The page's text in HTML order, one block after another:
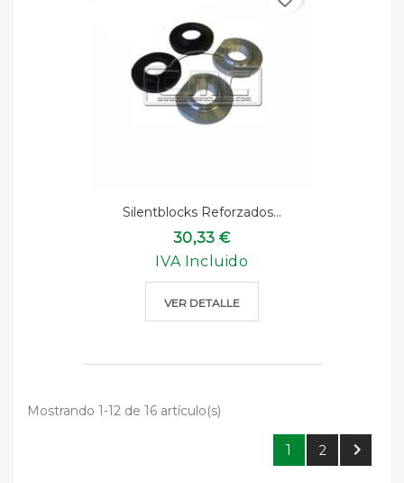
Silentblocks Reforzados...
30,33 €
IVA Incluido
VER DETALLE
Mostrando 1-12 de 16 artículo(s)
1 2 